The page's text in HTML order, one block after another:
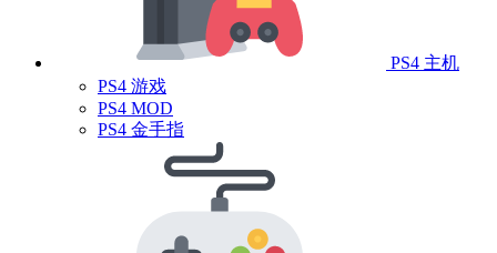
PS4 主机
PS4 游戏
PS4 MOD
PS4 金手指